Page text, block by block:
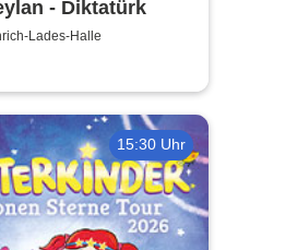
- Diktatürk
Lades-Halle
15:30 Uhr